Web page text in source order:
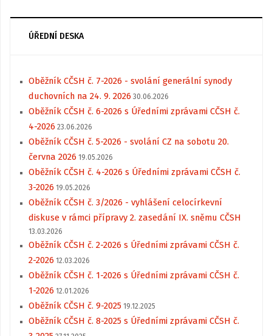
ÚŘEDNÍ DESKA
Oběžník CČSH č. 7-2026 - svolání generální synody
duchovních na 24. 9. 2026 30.06.2026
Oběžník CČSH č. 6-2026 s Úředními zprávami CČSH č.
4-2026 23.06.2026
Oběžník CČSH č. 5-2026 - svolání CZ na sobotu 20.
června 2026 19.05.2026
Oběžník CČSH č. 4-2026 s Úředními zprávami CČSH č.
3-2026 19.05.2026
Oběžník CČSH č. 3/2026 - vyhlášení celocírkevní
diskuse v rámci přípravy 2. zasedání IX. sněmu CČSH
13.03.2026
Oběžník CČSH č. 2-2026 s Úředními zprávami CČSH č.
2-2026 12.03.2026
Oběžník CČSH č. 1-2026 s Úředními zprávami CČSH č.
1-2026 12.01.2026
Oběžník CČSH č. 9-2025 19.12.2025
Oběžník CČSH č. 8-2025 s Úředními zprávami CČSH č.